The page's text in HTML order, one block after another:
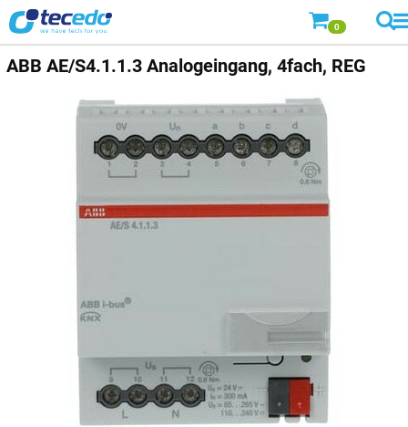
0
ABB AE/S4.1.1.3 Analogeingang, 4fach, REG